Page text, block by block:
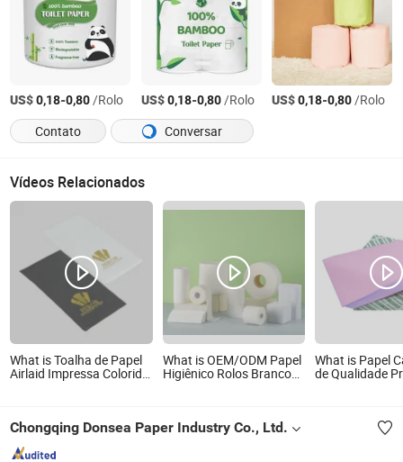
US$0,18-0,80/Rolo US$0,18-0,80/Rolo US$0,18-0,80/Rolo
Contato
Conversar
Vídeos Relacionados
What is Toalha de Papel
Airlaid Impressa Colorida
What is OEM/ODM Papel
Higiênico Rolos Brancos
Hotel Casa
What is Papel
de Qualidade
Chongqing Donsea Paper Industry Co., Ltd.